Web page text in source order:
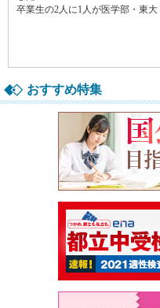
おすすめ特集